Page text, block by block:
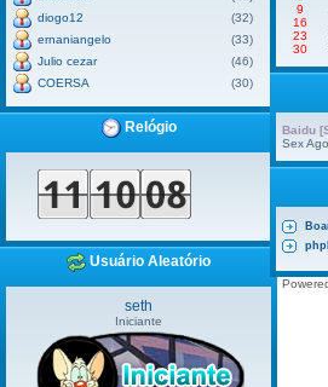
diogo12
(32)
ernaniangelo
(33)
Julio cezar
(46)
COERSA
(30)
Relógio
Usuário Aleatório
seth
Iniciante
9
16
23
30
Baidu
Sex